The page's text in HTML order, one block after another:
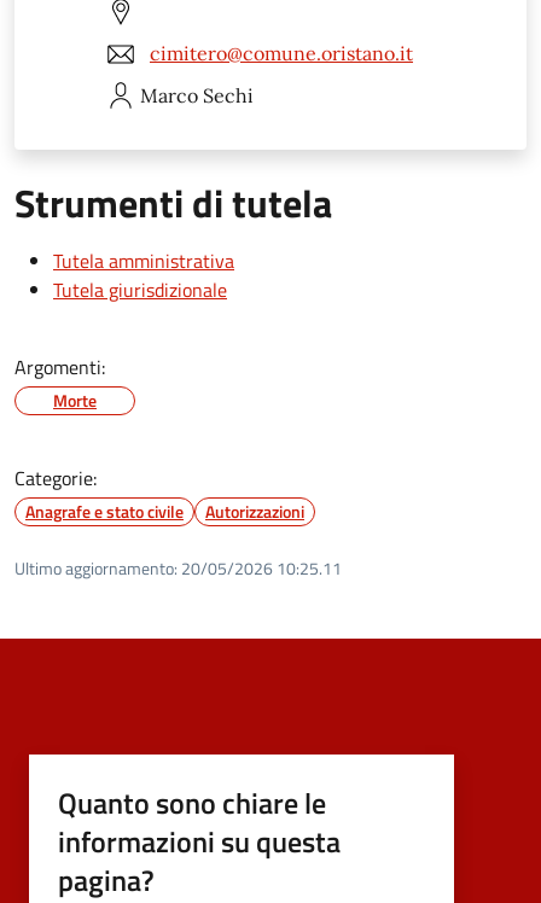
cimitero@comune.oristano.it
Marco Sechi
Strumenti di tutela
Tutela amministrativa
Tutela giurisdizionale
Argomenti:
Morte
Categorie:
Anagrafe e stato civile Autorizzazioni
Ultimo aggiornamento: 20/05/2026 10:25.11
Quanto sono chiare le
informazioni su questa
pagina?